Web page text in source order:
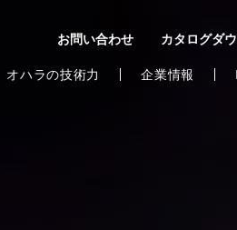
お問い合わせ カタログダ
オハラの技術力 企業情報